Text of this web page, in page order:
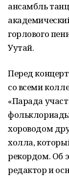
ансамбль
горлового
Уутай.
Перед
со всеми
«Парада
хороводом
холла,
рекордом. Об
редактор и